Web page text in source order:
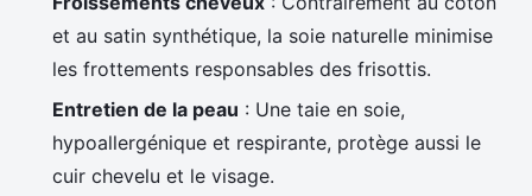
et au satin synthétique, la soie naturelle minimise
les frottements responsables des frisottis.
Entretien de la peau : Une taie en soie,
hypoallergénique et respirante, protège aussi le
cuir chevelu et le visage.